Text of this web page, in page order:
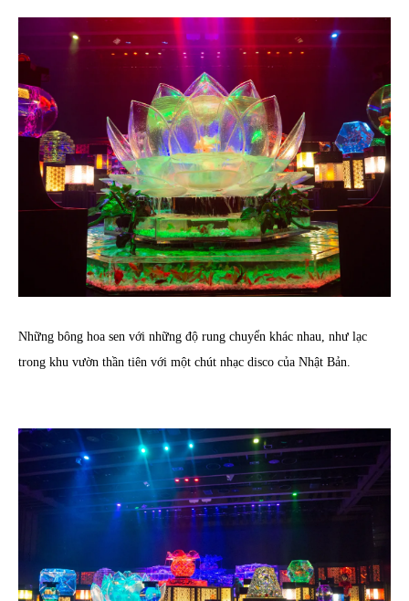
Những bông hoa sen với những độ rung chuyển khác nhau, như lạc
trong khu vườn thần tiên với một chút nhạc disco của Nhật Bản.